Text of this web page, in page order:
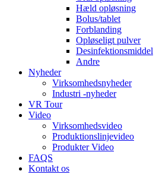
Hæld opløsning
Bolus/tablet
Forblanding
Opløseligt pulver
Desinfektionsmiddel
Andre
Nyheder
Virksomhedsnyheder
Industri -nyheder
VR Tour
Video
Virksomhedsvideo
Produktionslinjevideo
Produkter Video
FAQS
Kontakt os